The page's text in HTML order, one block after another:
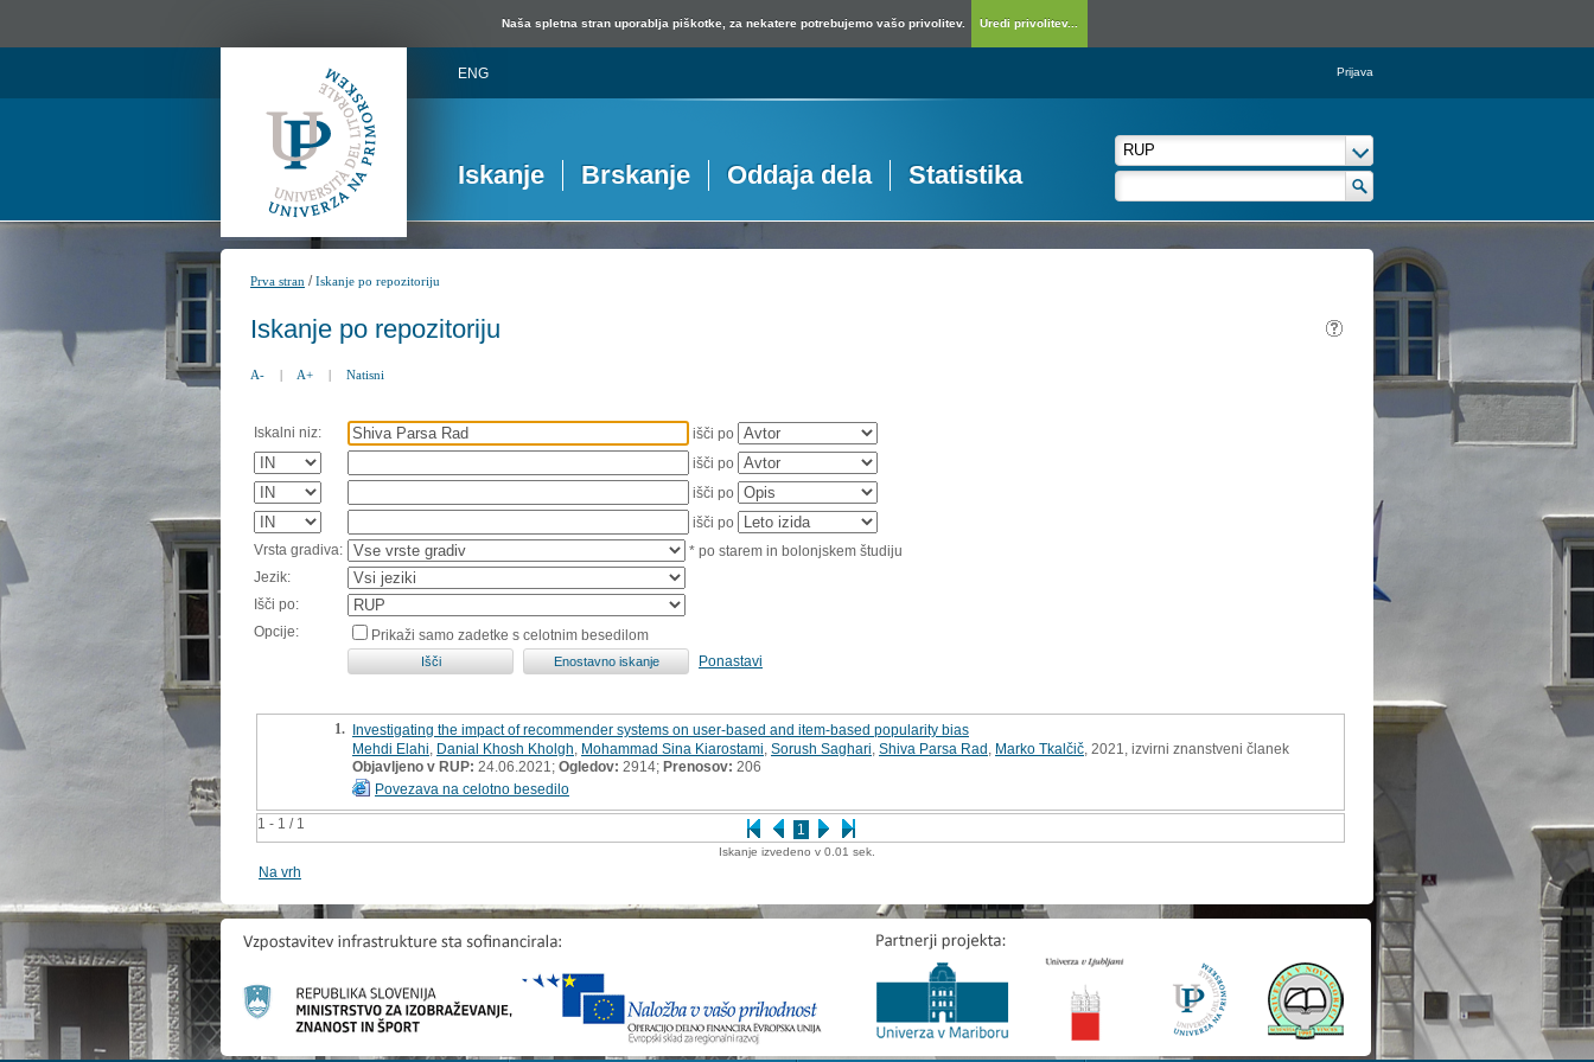
Naša spletna stran uporablja piškotke, za nekatere potrebujemo vašo privolitev. Uredi privolitev...
ENG Prijava
Iskanje Brskanje Oddaja dela Statistika
Prva stran /Iskanje po repozitoriju
Iskanje po repozitoriju
A- | A+ | Natisni
Iskalni niz:
išči po
išči po
išči po
išči po
Vrsta gradiva:
* po starem in bolonjskem študiju
Jezik:
Išči po:
Opcije:
Prikaži samo zadetke s celotnim besedilom
Ponastavi
1 - 1 / 1 1
1. Investigating the impact of recommender systems on user-based and item-based popularity bias
Mehdi Elahi Danial Khosh Kholgh Mohammad Sina Kiarostami Sorush Saghari Shiva Parsa Rad Marko Tkalčič , 2021, izvirni znanstveni članek
Objavljeno v RUP: 24.06.2021; Ogledov: 2914; Prenosov: 206
Povezava na celotno besedilo
Iskanje izvedeno v 0.01 sek.
Na vrh